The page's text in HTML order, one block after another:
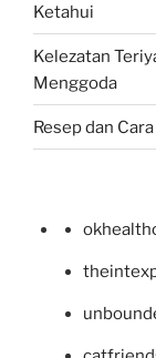
Ketahui
Kelezatan
Menggoda
Resep dan